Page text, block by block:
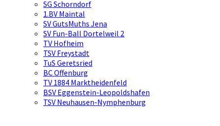
SG Schorndorf
1.BV Maintal
SV GutsMuths Jena
SV Fun-Ball Dortelweil 2
TV Hofheim
TSV Freystadt
TuS Geretsried
BC Offenburg
TV 1884 Marktheidenfeld
BSV Eggenstein-Leopoldshafen
TSV Neuhausen-Nymphenburg